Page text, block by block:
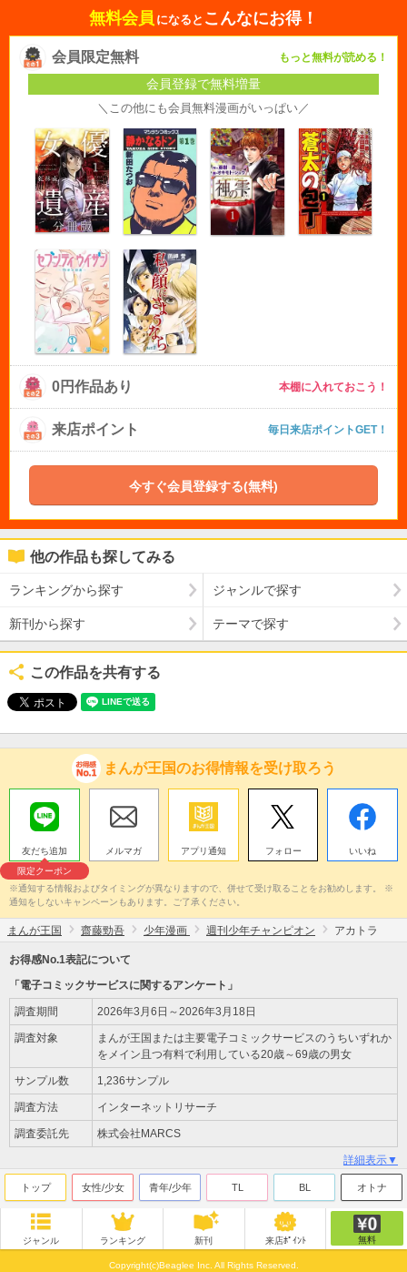
無料会員 になると こんなにお得！
会員限定無料 もっと無料が読める！
会員登録で無料増量
＼この他にも会員無料漫画がいっぱい／
0円作品あり 本棚に入れておこう！
来店ポイント 毎日来店ポイントGET！
今すぐ会員登録する(無料)
他の作品も探してみる
ランキングから探す ジャンルで探す
新刊から探す テーマで探す
この作品を共有する
まんが王国のお得情報を受け取ろう
友だち追加
限定クーポン
メルマガ アプリ通知 フォロー いいね
※通知する情報およびタイミングが異なりますので、併せて受け取ることをお勧めします。 ※
通知をしないキャンペーンもあります。ご了承ください。
まんが王国 齋藤勁吾 少年漫画 週刊少年チャンピオン アカトラ
お得感No.1表記について
「電子コミックサービスに関するアンケート」
調査期間 2026年3月6日～2026年3月18日
調査対象
まんが王国または主要電子コミックサービスのうちいずれか
をメイン且つ有料で利用している20歳～69歳の男女
サンプル数 1,236サンプル
調査方法 インターネットリサーチ
調査委託先 株式会社MARCS
詳細表示▼
トップ 女性/少女 青年/少年 TL BL オトナ
ジャンル ランキング 新刊 来店ﾎﾟｲﾝﾄ 無料
Copyright(c)Beaglee Inc. All Rights Reserved.